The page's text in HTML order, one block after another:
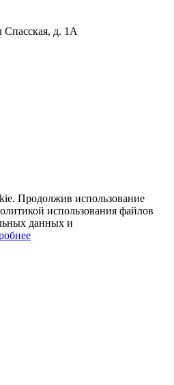
Спасская, д. 1А
Продолжив использование
использования файлов
данных и